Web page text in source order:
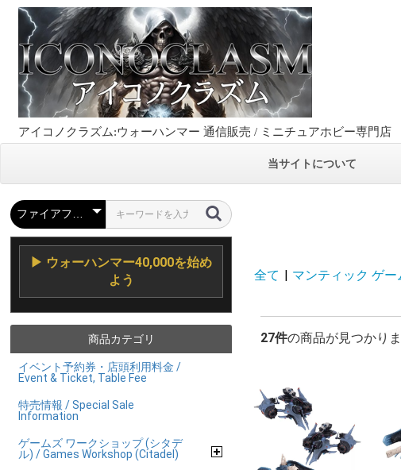
アイコノクラズム:ウォーハンマー 通信販売 / ミニチュアホビー専門店
当サイトについて
▶ ウォーハンマー40,000を始め
よう
商品カテゴリ
イベント予約券・店頭利用料金 /
Event & Ticket, Table Fee
特売情報 / Special Sale
Information
ゲームズ ワークショップ (シタデ
ル) / Games Workshop (Citadel)
全て | マンティック ゲ
27件の商品が見つかり